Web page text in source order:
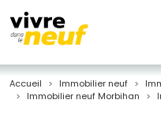
Accueil Immobilier neuf
Immobilier neuf Morbihan